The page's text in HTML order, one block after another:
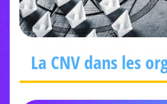
La CNV dans les